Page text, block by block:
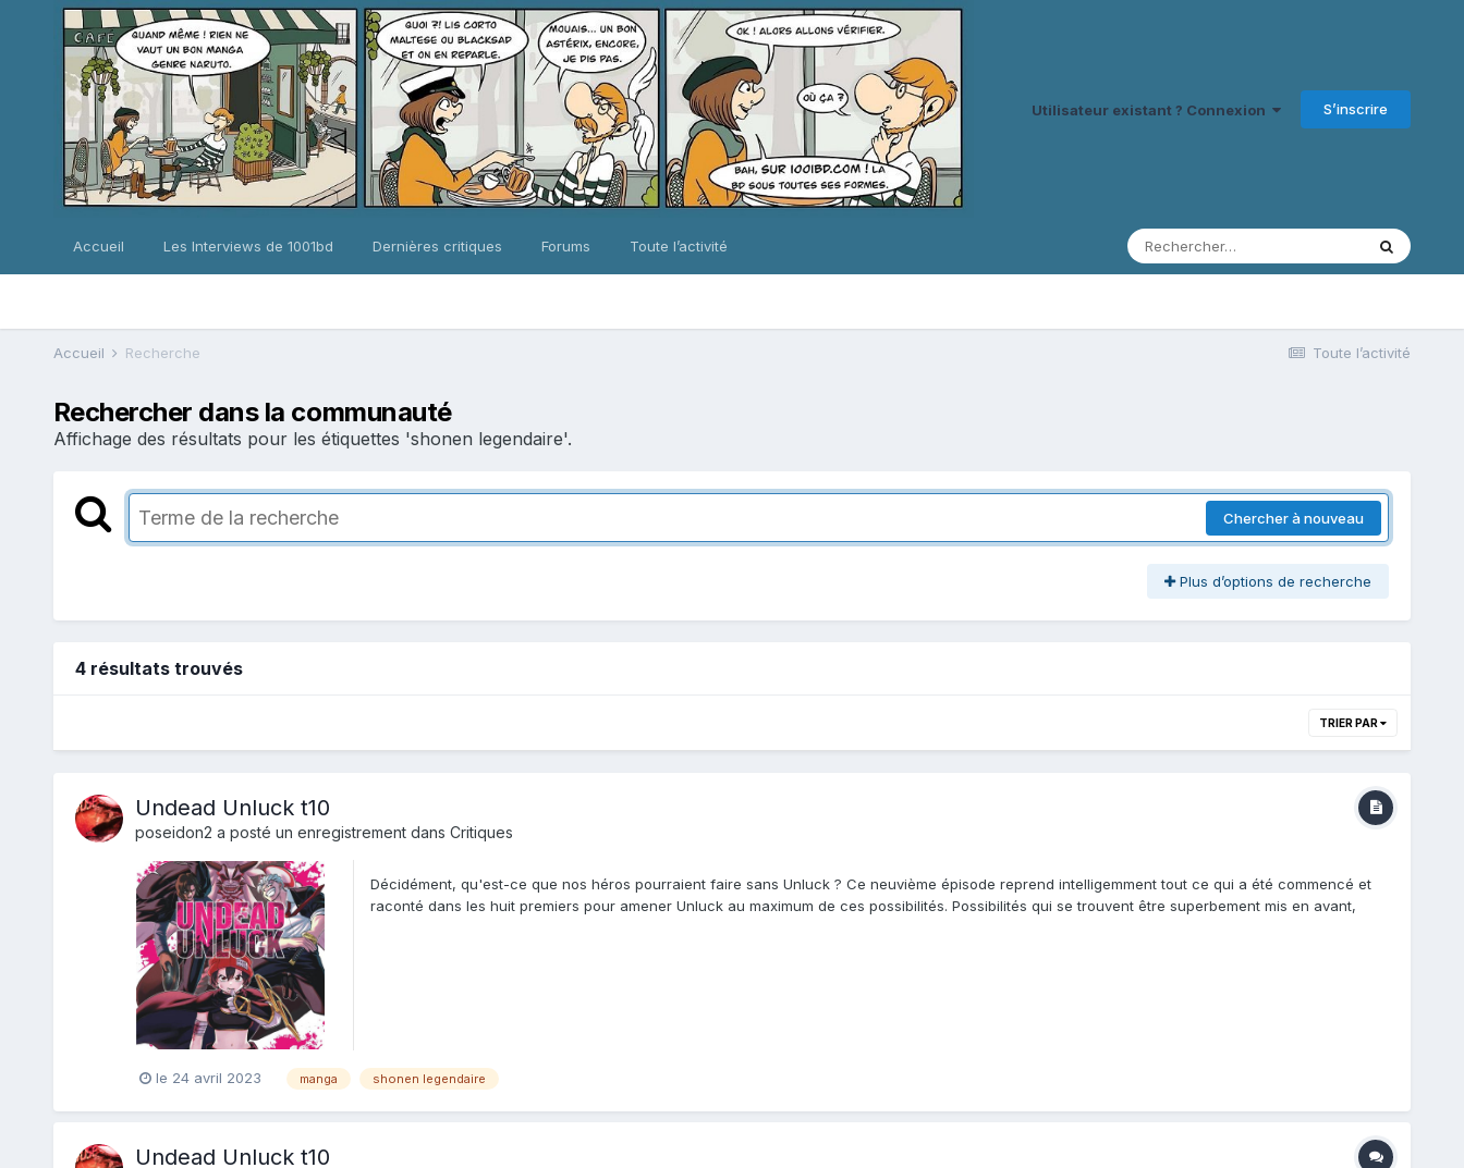
Utilisateur existant ? Connexion S’inscrire
Accueil Les Interviews de 1001bd Dernières critiques Forums Toute l’activité
Toute l’activité
Accueil Recherche
Rechercher dans la communauté
Affichage des résultats pour les étiquettes 'shonen legendaire'.
Chercher à nouveau
Plus d’options de recherche
4 résultats trouvés
TRIER PAR
Undead Unluck t10
poseidon2 a posté un enregistrement dans Critiques
Décidément, qu'est-ce que nos héros pourraient faire sans Unluck ? Ce neuvième épisode reprend intelligemment tout ce qui a été commencé et
raconté dans les huit premiers pour amener Unluck au maximum de ces possibilités. Possibilités qui se trouvent être superbement mis en avant,
le 24 avril 2023 manga shonen legendaire
Undead Unluck t10